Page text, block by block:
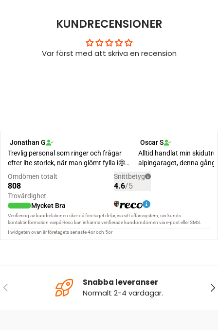
KUNDRECENSIONER
Var först med att skriva en recension
FÖREGÅENDE
Snabba leveranser
Normalt 2-4 vardagar.